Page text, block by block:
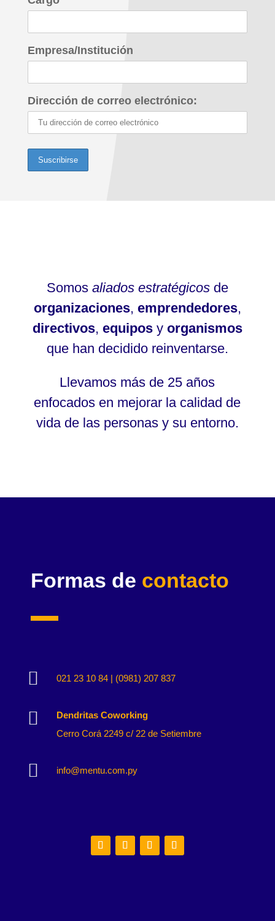
Empresa/Institución
Dirección de correo electrónico:
Somos aliados estratégicosde
organizaciones, emprendedores,
directivos, equiposy organismos
que han decidido reinventarse.
Llevamos más de 25 años
enfocados en mejorar la calidad de
vida de las personas y su entorno.
Formas de contacto
 021 23 10 84 | (0981) 207 837

Dendritas Coworking
Cerro Corá 2249 c/ 22 de Setiembre
 info@mentu.com.py